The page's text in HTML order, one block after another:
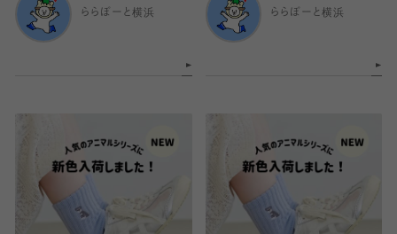
ららぽーと横浜 ららぽーと横浜